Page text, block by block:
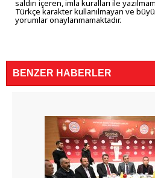
saldırı içeren, imla kuralları ile
Türkçe karakter kullanılmayan ve
yorumlar onaylanmamaktadır.
BENZER HABERLER